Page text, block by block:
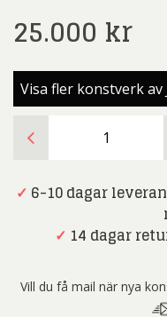
25.000 kr
Visa fler konstverk
KARSTEN
joy
frog
✓ 6-10 dagar
✓ 14 dagar
Vill du få mail när nya